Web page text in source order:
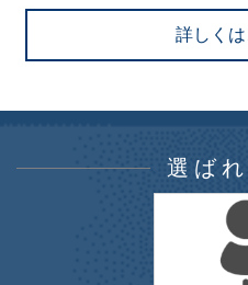
詳しく
選 ば れ